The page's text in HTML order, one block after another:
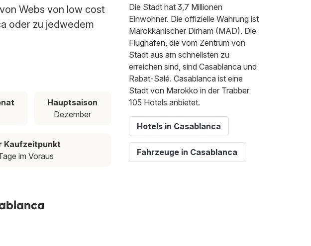
Webs von low cost
oder zu jedwedem
Hauptsaison
Dezember
Kaufzeitpunkt
im Voraus
Die Stadt hat 3,7 Millionen
Einwohner. Die offizielle Währung ist
Marokkanischer Dirham (MAD). Die
Flughäfen, die vom Zentrum von
Stadt aus am schnellsten zu
erreichen sind, sind Casablanca und
Rabat-Salé. Casablanca ist eine
Stadt von Marokko in der Trabber
105 Hotels anbietet.
Hotels in Casablanca
Fahrzeuge in Casablanca